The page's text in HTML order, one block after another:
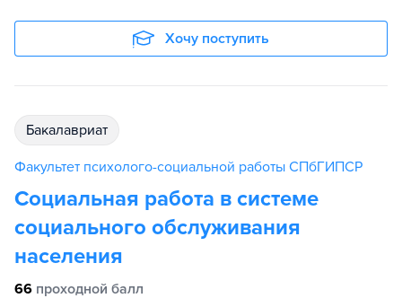
Хочу поступить
бакалавриат
Факультет психолого-социальной работы СПбГИПСР
Социальная работа в системе
социального обслуживания
населения
66 проходной балл